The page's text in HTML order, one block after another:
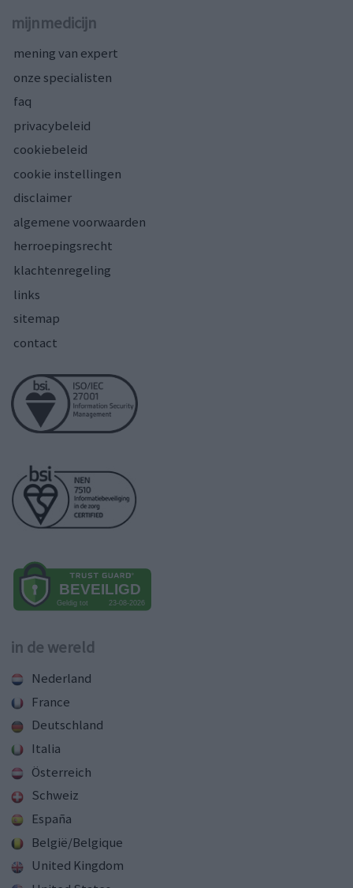
mijnmedicijn
mening van expert
onze specialisten
faq
privacybeleid
cookiebeleid
cookie instellingen
disclaimer
algemene voorwaarden
herroepingsrecht
klachtenregeling
links
sitemap
contact
in de wereld
Nederland
France
Deutschland
Italia
Österreich
Schweiz
España
België/Belgique
United Kingdom